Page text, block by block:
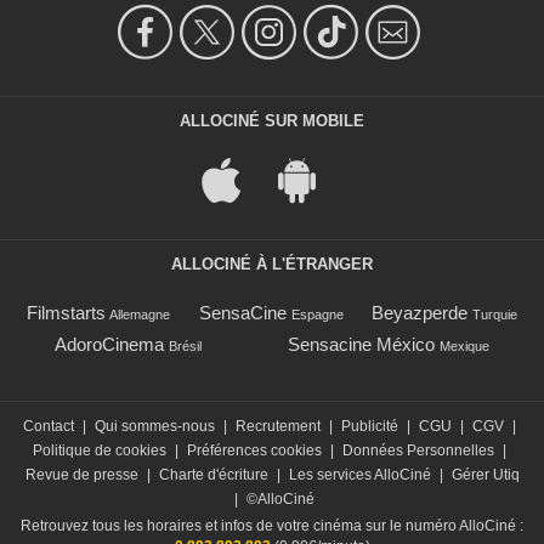
ALLOCINÉ SUR MOBILE
ALLOCINÉ À L'ÉTRANGER
Filmstarts Allemagne SensaCine Espagne Beyazperde Turquie
AdoroCinema Brésil Sensacine México Mexique
Contact Qui sommes-nous Recrutement Publicité CGU CGV
Politique de cookies
Préférences cookies Données Personnelles
Revue de presse
Charte d'écriture Les services AlloCiné
Gérer Utiq
©AlloCiné
Retrouvez tous les horaires et infos de votre cinéma sur le numéro AlloCiné :